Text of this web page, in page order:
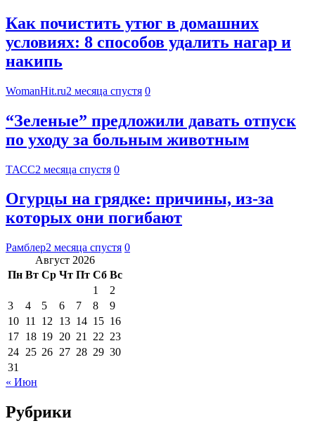
Как почистить утюг в домашних
условиях: 8 способов удалить нагар и
накипь
WomanHit.ru2 месяца спустя 0
“Зеленые” предложили давать отпуск
по уходу за больным животным
ТАСС2 месяца спустя 0
Огурцы на грядке: причины, из-за
которых они погибают
Рамблер2 месяца спустя 0
Август 2026
Пн Вт Ср Чт Пт Сб Вс
1
2
3
4 5 6 7 8
9
10 11 12 13 14 15 16
17 18 19 20 21 22 23
24 25 26 27 28 29 30
31
« Июн
Рубрики